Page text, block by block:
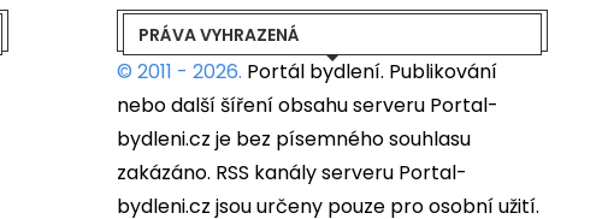
PRÁVA VYHRAZENÁ
© 2011 - 2026. Portál bydlení. Publikování
nebo další šíření obsahu serveru Portal-
bydleni.cz je bez písemného souhlasu
zakázáno. RSS kanály serveru Portal-
bydleni.cz jsou určeny pouze pro osobní užití.